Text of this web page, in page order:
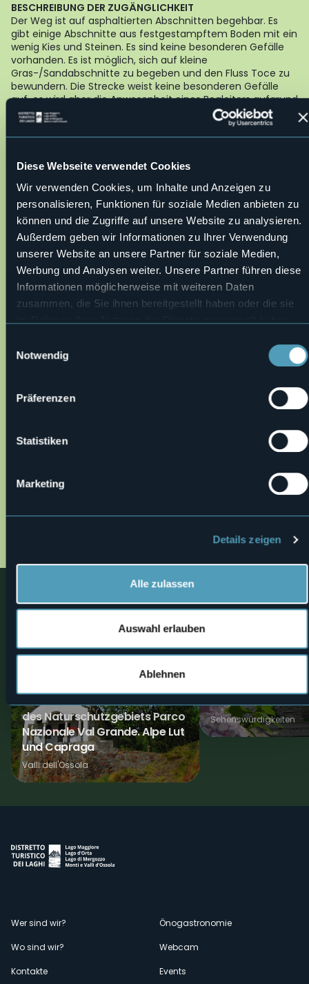
Diese Webseite verwendet Cookies
Wir verwenden Cookies, um Inhalte und Anzeigen zu
personalisieren, Funktionen für soziale Medien anbieten zu
können und die Zugriffe auf unsere Website zu analysieren.
Außerdem geben wir Informationen zu Ihrer Verwendung
unserer Website an unsere Partner für soziale Medien,
Werbung und Analysen weiter. Unsere Partner führen diese
Informationen möglicherweise mit weiteren Daten
zusammen, die Sie ihnen bereitgestellt haben oder die sie
Notwendig
Präferenzen
Statistiken
Marketing
Details zeigen
Alle zulassen
Auswahl erlauben
Ablehnen
BESCHREIBUNG DER ZUGÄNGLICHKEIT
Der Weg ist auf asphaltierten Abschnitten begehbar. Es
gibt einige Abschnitte aus festgestampftem Boden mit ein
wenig Kies und Steinen. Es sind keine besonderen Gefälle
vorhanden. Es ist möglich, sich auf kleine
Gras-/Sandabschnitte zu begeben und den Fluss Toce zu
bewundern. Die Strecke weist keine besonderen Gefälle
auf, es wird aber die Anwesenheit eines Begleiters aufgrund
des Vorhandenseins von kleinen Hindernissen, die die
Strecke behindern können (Löcher, Äste, usw.), empfohlen.
Der Pfad ist geeignet für:Personen mit Kinderwagen oder
nutzen.
RASTSTÄTTEN UND BEHINDERTENGERECHTE TOILETTE IN
DER NÄHE
Albergo Ristorante Proman – Via Sempione – Premosello
Tel. +39 0324 88193
Wegmacher: Fabrizio Marta - Rotex
Autor von Texten: Fabrizio Marta - Rotex
Live
Schönes Wetter 24°
Nahe
0
MTB-ROUTE: An den Grenzen
des Naturschutzgebiets Parco
Nazionale Val Grande. Alpe Lut
und Capraga
Valli dell'Ossola
Castello
Sehenswürdigkeiten
Menù
secondario
Wer sind wir?
Wo sind wir?
Kontakte
Önogastronomie
Webcam
Events